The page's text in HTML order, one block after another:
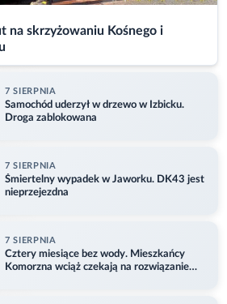
na skrzyżowaniu Kośnego i
7 SIERPNIA
Samochód uderzył w drzewo w Izbicku.
Droga zablokowana
7 SIERPNIA
Śmiertelny wypadek w Jaworku. DK43 jest
nieprzejezdna
7 SIERPNIA
Cztery miesiące bez wody. Mieszkańcy
Komorzna wciąż czekają na rozwiązanie